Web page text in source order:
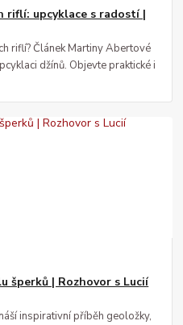
riflí: upcyklace s radostí |
riflí? Článek Martiny Abertové
džínů. Objevte praktické i
šperků | Rozhovor s Lucií
inspirativní příběh geoložky,